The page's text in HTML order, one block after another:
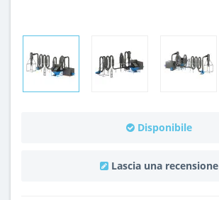
Disponibile
Lascia una recensione